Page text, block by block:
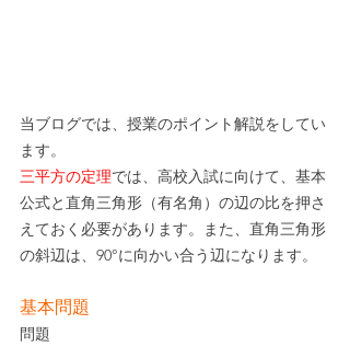
当ブログでは、授業のポイント解説をしてい
ます。
三平方の定理では、高校入試に向けて、基本
公式と直角三角形（有名角）の辺の比を押さ
えておく必要があります。また、直角三角形
の斜辺は、90°に向かい合う辺になります。
基本問題
問題